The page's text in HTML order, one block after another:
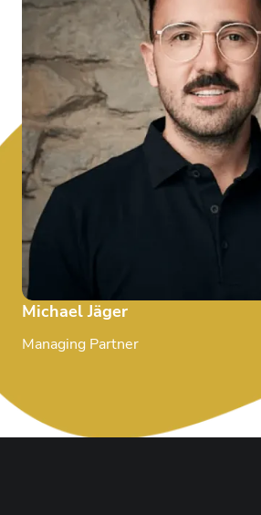
Michael Jäger
Managing Partner